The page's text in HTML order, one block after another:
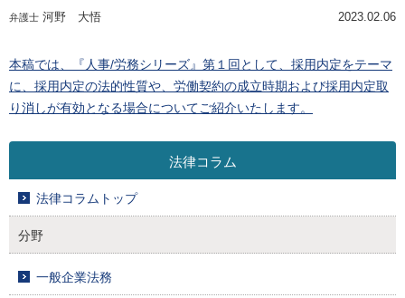
i
n
弁護士 河野 大悟 2023.02.06
本稿では、『人事/労務シリーズ』第１回として、採用内定をテーマ
に、採用内定の法的性質や、労働契約の成立時期および採用内定取
り消しが有効となる場合についてご紹介いたします。
法律コラム
法律コラムトップ
分野
一般企業法務